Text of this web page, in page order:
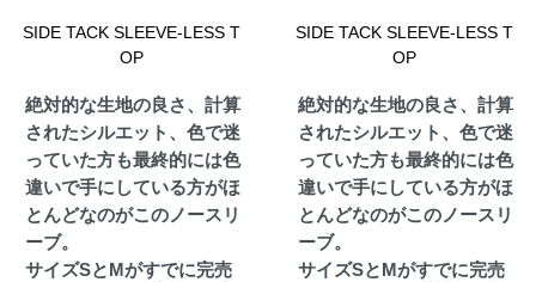
SIDE TACK SLEEVE-LESS T
OP
絶対的な生地の良さ、計算
されたシルエット、色で迷
っていた方も最終的には色
違いで手にしている方がほ
とんどなのがこのノースリ
ーブ。
サイズSとMがすでに完売
SIDE TACK SLEEVE-LESS T
OP
絶対的な生地の良さ、計算
されたシルエット、色で迷
っていた方も最終的には色
違いで手にしている方がほ
とんどなのがこのノースリ
ーブ。
サイズSとMがすでに完売